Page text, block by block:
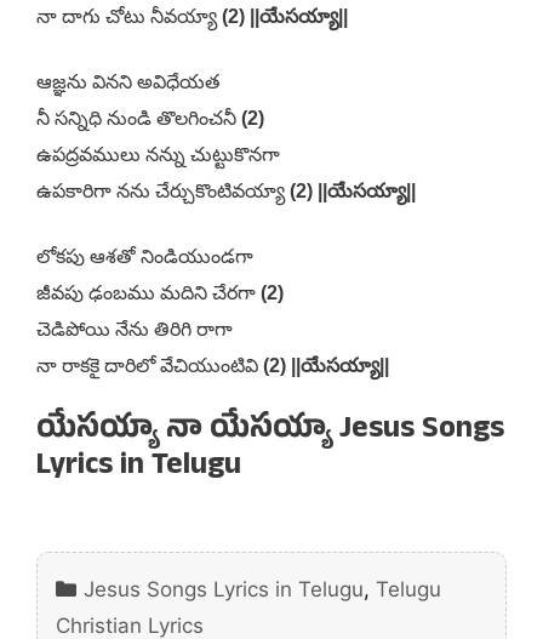
నా దాగు చోటు నీవయ్యా (2) ||యేసయ్యా||
ఆజ్ఞను వినని అవిధేయత
నీ సన్నిధి నుండి తొలగించనీ (2)
ఉపద్రవములు నన్ను చుట్టుకొనగా
ఉపకారిగా నను చేర్చుకొంటివయ్యా (2) ||యేసయ్యా||
లోకపు ఆశతో నిండియుండగా
జీవపు ఢంబము మదిని చేరగా (2)
చెడిపోయి నేను తిరిగి రాగా
నా రాకకై దారిలో వేచియుంటివి (2) ||యేసయ్యా||
యేసయ్యా నా యేసయ్యా Jesus Songs
Lyrics in Telugu
Categories
Jesus Songs Lyrics in Telugu,Telugu
Christian Lyrics